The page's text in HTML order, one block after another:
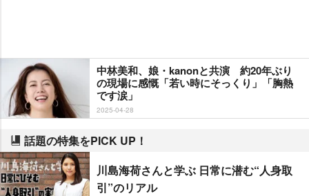
中林美和、娘・kanonと共演 約20年ぶり
の現場に感慨「若い時にそっくり」「胸熱
です涙」
2025-04-28
話題の特集をPICK UP！
川島海荷さんと学ぶ 日常に潜む“人身取
引”のリアル